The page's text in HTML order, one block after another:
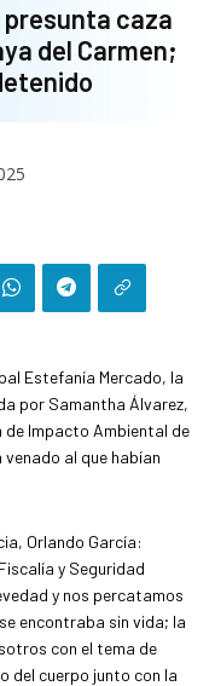
caza
del Carmen;
Estefanía Mercado, la
por Samantha Álvarez,
de Impacto Ambiental de
al que habían
Orlando García:
y Seguridad
y nos percatamos
encontraba sin vida; la
con el tema de
del cuerpo junto con la